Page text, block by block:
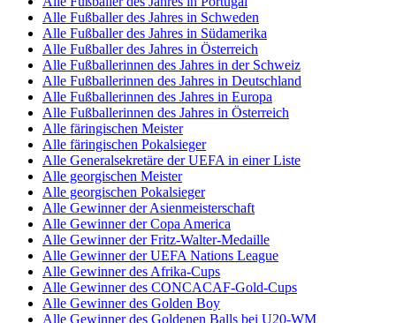
Alle Fußballer des Jahres in Schweden
Alle Fußballer des Jahres in Südamerika
Alle Fußballer des Jahres in Österreich
Alle Fußballerinnen des Jahres in der Schweiz
Alle Fußballerinnen des Jahres in Deutschland
Alle Fußballerinnen des Jahres in Europa
Alle Fußballerinnen des Jahres in Österreich
Alle färingischen Meister
Alle färingischen Pokalsieger
Alle Generalsekretäre der UEFA in einer Liste
Alle georgischen Meister
Alle georgischen Pokalsieger
Alle Gewinner der Asienmeisterschaft
Alle Gewinner der Copa America
Alle Gewinner der Fritz-Walter-Medaille
Alle Gewinner der UEFA Nations League
Alle Gewinner des Afrika-Cups
Alle Gewinner des CONCACAF-Gold-Cups
Alle Gewinner des Golden Boy
Alle Gewinner des Goldenen Balls bei U20-WM